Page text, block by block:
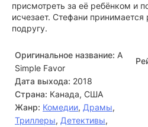
присмотреть за её ребёнком и
исчезает. Стефани
подругу.
Оригинальное название: A
Simple Favor
Дата выхода: 2018
Страна: Канада, США
Жанр: Комедии, Драмы,
Триллеры, Детективы,